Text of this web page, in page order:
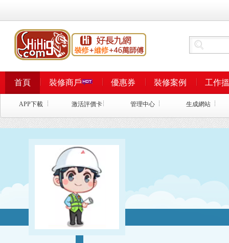
首頁 裝修商戶 優惠券 裝修案例 工作
APP下載 激活評價卡 管理中心 生成網站